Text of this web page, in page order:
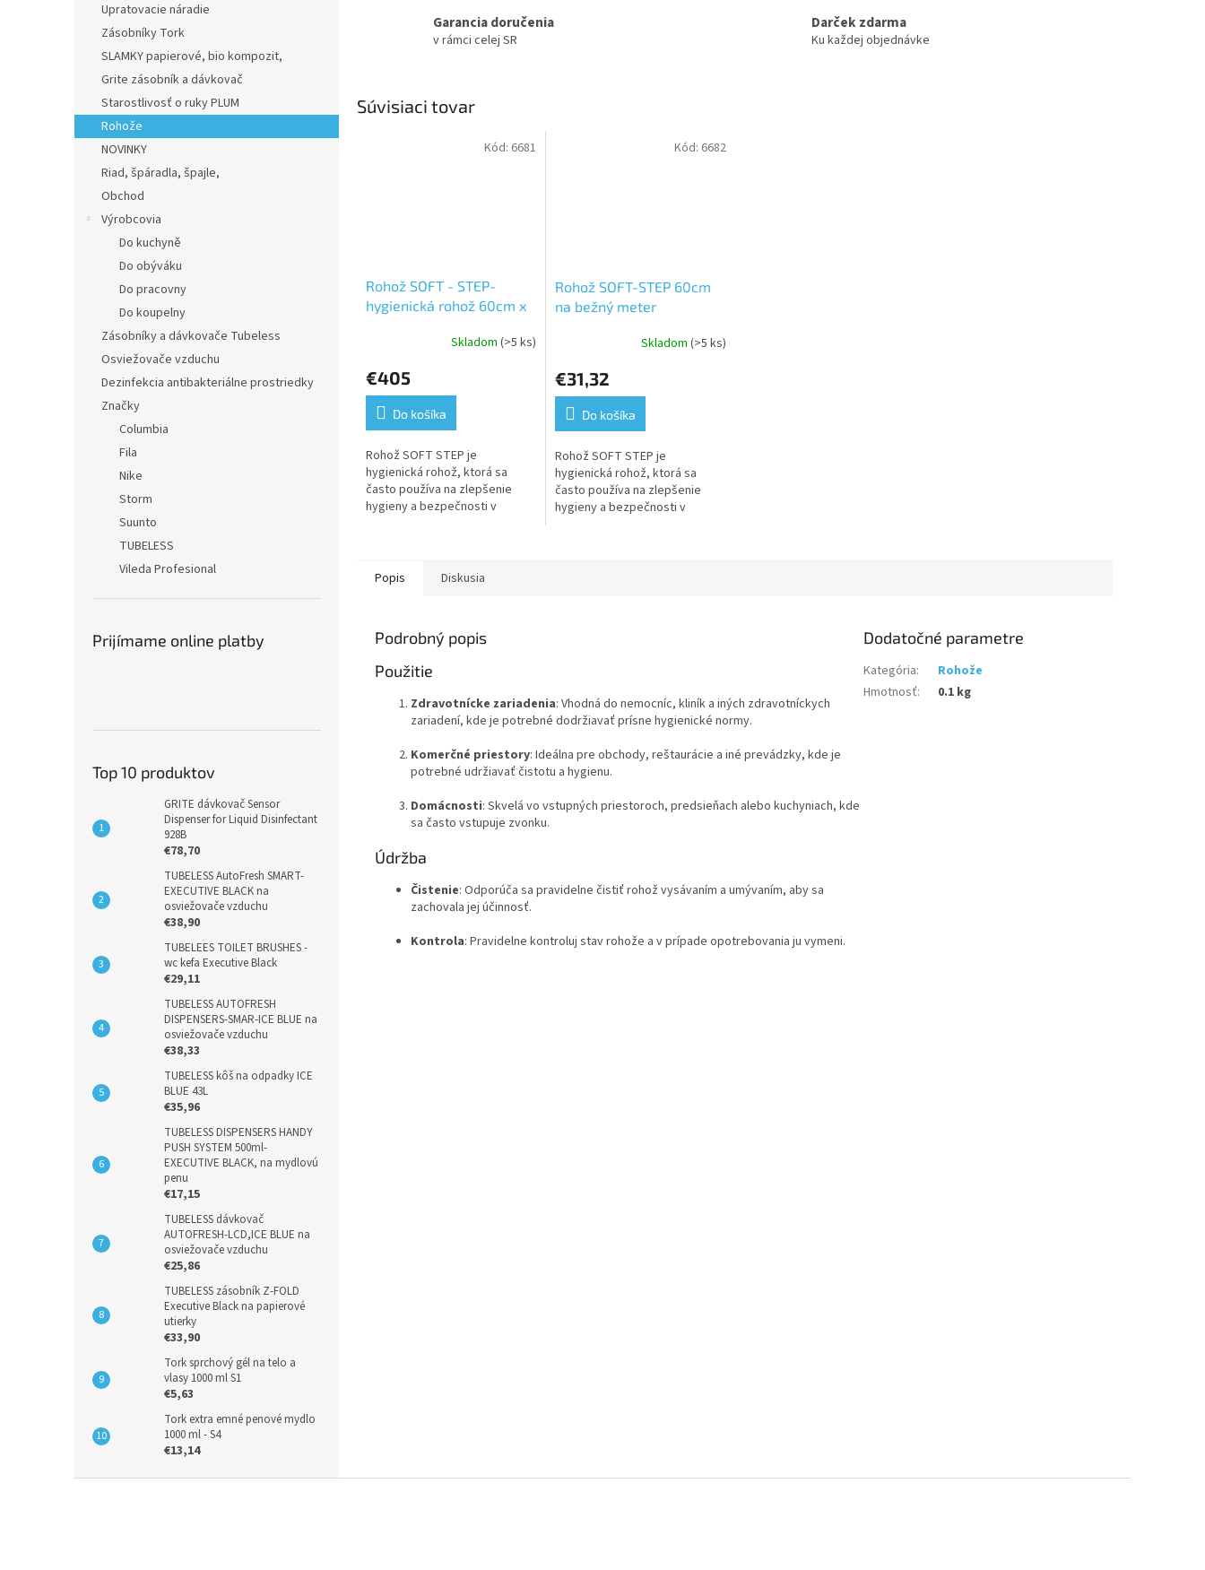
Upratovacie náradie
Zásobníky Tork
SLAMKY papierové, bio kompozit,
Grite zásobník a dávkovač
Starostlivosť o ruky PLUM
Rohože
NOVINKY
Riad, špáradla, špajle,
Obchod
Výrobcovia
Do kuchyně
Do obýváku
Do pracovny
Do koupelny
Zásobníky a dávkovače Tubeless
Osviežovače vzduchu
Dezinfekcia antibakteriálne prostriedky
Značky
Columbia
Fila
Nike
Storm
Suunto
TUBELESS
Vileda Profesional
Prijímame online platby
Top 10 produktov
GRITE dávkovač Sensor
Dispenser for Liquid Disinfectant
928B
€78,70
TUBELESS AutoFresh SMART-
EXECUTIVE BLACK na
osviežovače vzduchu
€38,90
TUBELEES TOILET BRUSHES -
wc kefa Executive Black
€29,11
TUBELESS AUTOFRESH
DISPENSERS-SMAR-ICE BLUE na
osviežovače vzduchu
€38,33
TUBELESS kôš na odpadky ICE
BLUE 43L
€35,96
TUBELESS DISPENSERS HANDY
PUSH SYSTEM 500ml-
EXECUTIVE BLACK, na mydlovú
penu
€17,15
TUBELESS dávkovač
AUTOFRESH-LCD,ICE BLUE na
osviežovače vzduchu
€25,86
TUBELESS zásobník Z-FOLD
Executive Black na papierové
utierky
€33,90
Tork sprchový gél na telo a
vlasy 1000 ml S1
€5,63
Tork extra emné penové mydlo
1000 ml - S4
€13,14
Garancia doručenia
v rámci celej SR
Darček zdarma
Ku každej objednávke
Súvisiaci tovar
Rohož SOFT - STEP-
hygienická rohož 60cm x
Skladom (>5 ks)
€405
Do košíka
Rohož SOFT STEP je
hygienická rohož, ktorá sa
často používa na zlepšenie
hygieny a bezpečnosti v
Kód: 6681
Rohož SOFT-STEP 60cm
na bežný meter
Skladom (>5 ks)
€31,32
Do košíka
Rohož SOFT STEP je
hygienická rohož, ktorá sa
často používa na zlepšenie
hygieny a bezpečnosti v
Kód: 6682
Popis Diskusia
Podrobný popis
Použitie
Zdravotnícke zariadenia: Vhodná do nemocníc, kliník a iných zdravotníckych
zariadení, kde je potrebné dodržiavať prísne hygienické normy.
Komerčné priestory: Ideálna pre obchody, reštaurácie a iné prevádzky, kde je
potrebné udržiavať čistotu a hygienu.
Domácnosti: Skvelá vo vstupných priestoroch, predsieňach alebo kuchyniach, kde
sa často vstupuje zvonku.
Údržba
Čistenie: Odporúča sa pravidelne čistiť rohož vysávaním a umývaním, aby sa
zachovala jej účinnosť.
Kontrola: Pravidelne kontroluj stav rohože a v prípade opotrebovania ju vymeni.
Dodatočné parametre
Kategória:
Rohože
Hmotnosť: 0.1 kg